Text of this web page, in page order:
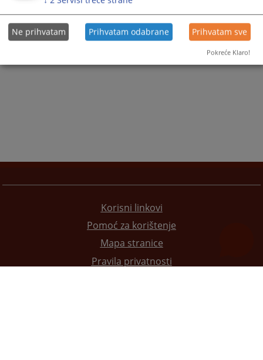
Korisni linkovi
Pomoć za korištenje
Mapa stranice
Pravila privatnosti
Ne prihvatam Prihvatam odabrane Prihvatam sve
Pokreće Klaro!